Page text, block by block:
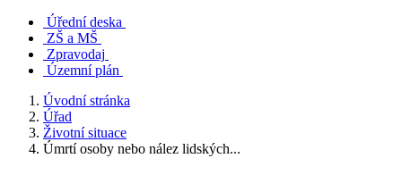
Úřední deska
ZŠ a MŠ
Zpravodaj
Územní plán
Úvodní stránka
Úřad
Životní situace
Úmrtí osoby nebo nález lidských...